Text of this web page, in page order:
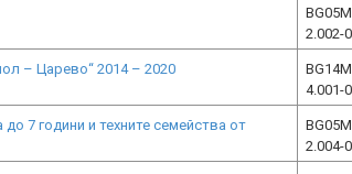
2.002-
– Царево“ 2014 – 2020
4.001-
7 години и техните семейства от
2.004-